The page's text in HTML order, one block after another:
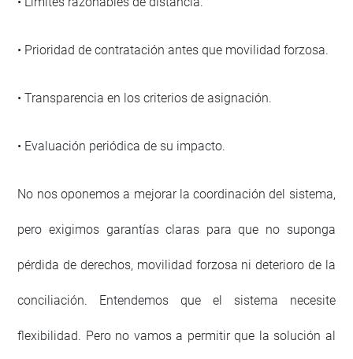
• Prioridad de contratación antes que movilidad forzosa.
• Transparencia en los criterios de asignación.
• Evaluación periódica de su impacto.
No nos oponemos a mejorar la coordinación del sistema,
pero exigimos garantías claras para que no suponga
pérdida de derechos, movilidad forzosa ni deterioro de la
conciliación. Entendemos que el sistema necesite
flexibilidad. Pero no vamos a permitir que la solución al